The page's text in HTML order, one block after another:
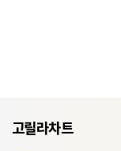
고릴라차트